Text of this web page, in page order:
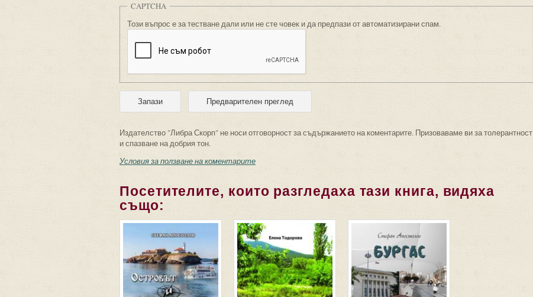
CAPTCHA
Този въпрос е за тестване дали или не сте човек и да предпази от автоматизирани спам.
Издателство "Либра Скорп" не носи отговорност за съдържанието на коментарите. Призоваваме ви за толерантност
и спазване на добрия тон.
Условия за ползване на коментарите
Посетителите, които разгледаха тази книга, видяха
също: